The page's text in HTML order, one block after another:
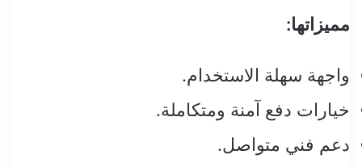
مميزاتها:
واجهة سهلة الاستخدام.
خيارات دفع آمنة ومتكاملة.
دعم فني متواصل.